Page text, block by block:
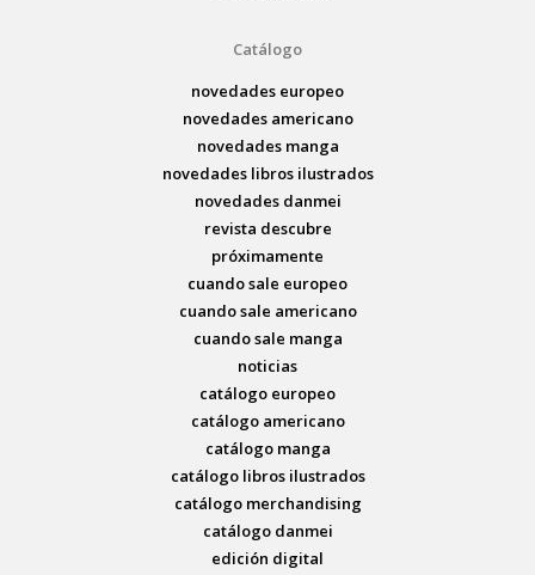
Catálogo
novedades europeo
novedades americano
novedades manga
novedades libros ilustrados
novedades danmei
revista descubre
próximamente
cuando sale europeo
cuando sale americano
cuando sale manga
noticias
catálogo europeo
catálogo americano
catálogo manga
catálogo libros ilustrados
catálogo merchandising
catálogo danmei
edición digital